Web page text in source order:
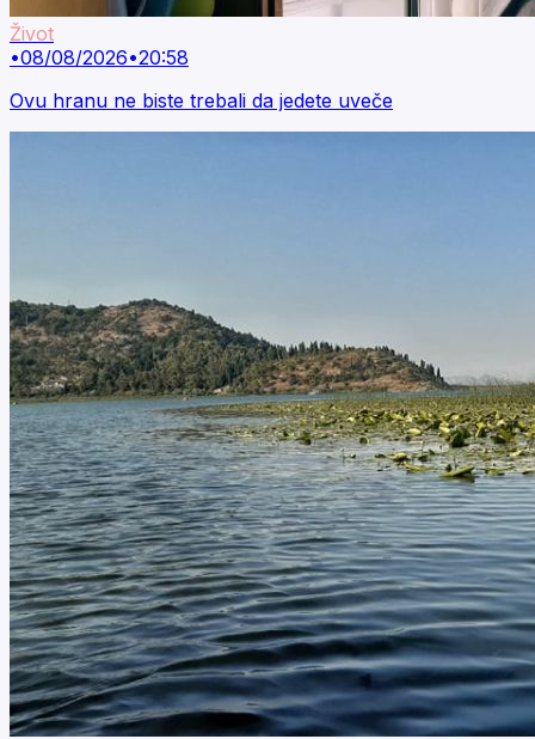
Život
•08/08/2026•20:58
Ovu hranu ne biste trebali da jedete uveče